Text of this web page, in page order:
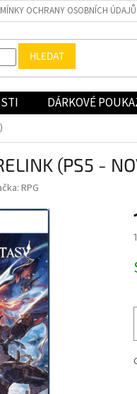
OCHRANY OSOBNÍCH ÚDAJŮ
HLEDAT
DÁRKOVÉ
(PS5 -
RPG